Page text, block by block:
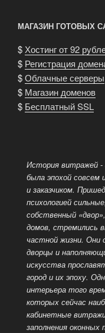
МАГАЗИН ГОТОВЫХ
$ Хостинг от 92
$ Регистрация
$Облачные серверы
$ Магазин доменов
$ Бесплатный SSL
История витражей -
была эпохой
и заказчиком.
психологией
собственный
домов, стремились
частной жизни. Они
дворцы и
искусства
город и их эпоху.
интерьера того
которых сейчас
кабинетные
заполнения оконных